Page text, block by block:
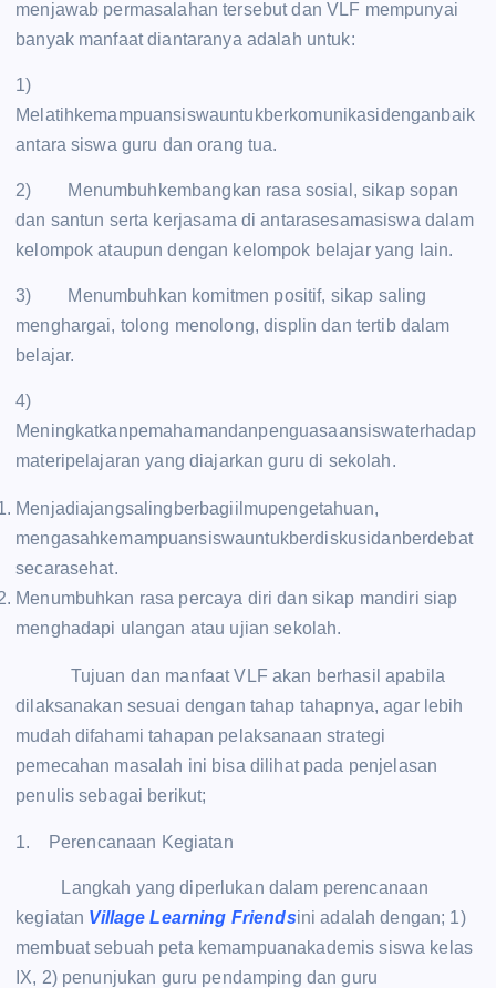
menjawab permasalahan tersebut dan VLF mempunyai
banyak manfaat diantaranya adalah untuk:
1)
Melatihkemampuansiswauntukberkomunikasidenganbaik
antara siswa guru dan orang tua.
2) Menumbuhkembangkan rasa sosial, sikap sopan
dan santun serta kerjasama di antarasesamasiswa dalam
kelompok ataupun dengan kelompok belajar yang lain.
3) Menumbuhkan komitmen positif, sikap saling
menghargai, tolong menolong, displin dan tertib dalam
belajar.
4)
Meningkatkanpemahamandanpenguasaansiswaterhadap
materipelajaran yang diajarkan guru di sekolah.
Menjadiajangsalingberbagiilmupengetahuan,
mengasahkemampuansiswauntukberdiskusidanberdebat
secarasehat.
Menumbuhkan rasa percaya diri dan sikap mandiri siap
menghadapi ulangan atau ujian sekolah.
Tujuan dan manfaat VLF akan berhasil apabila
dilaksanakan sesuai dengan tahap tahapnya, agar lebih
mudah difahami tahapan pelaksanaan strategi
pemecahan masalah ini bisa dilihat pada penjelasan
penulis sebagai berikut;
1. Perencanaan Kegiatan
Langkah yang diperlukan dalam perencanaan
kegiatan Village Learning Friendsini adalah dengan; 1)
membuat sebuah peta kemampuanakademis siswa kelas
IX, 2) penunjukan guru pendamping dan guru